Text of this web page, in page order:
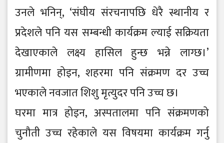
उनले भनिन्, ‘संघीय संरचनापछि धेरै स्थानीय र
प्रदेशले पनि यस सम्बन्धी कार्यक्रम ल्याई सक्रियता
देखाएकाले लक्ष्य हासिल हुन्छ भन्ने लाग्छ।’
ग्रामीणमा होइन, शहरमा पनि संक्रमण दर उच्च
भएकाले नवजात शिशु मृत्युदर पनि उच्च छ।
घरमा मात्र होइन, अस्पतालमा पनि संक्रमणको
चुनौती उच्च रहेकाले यस विषयमा कार्यक्रम गर्नु